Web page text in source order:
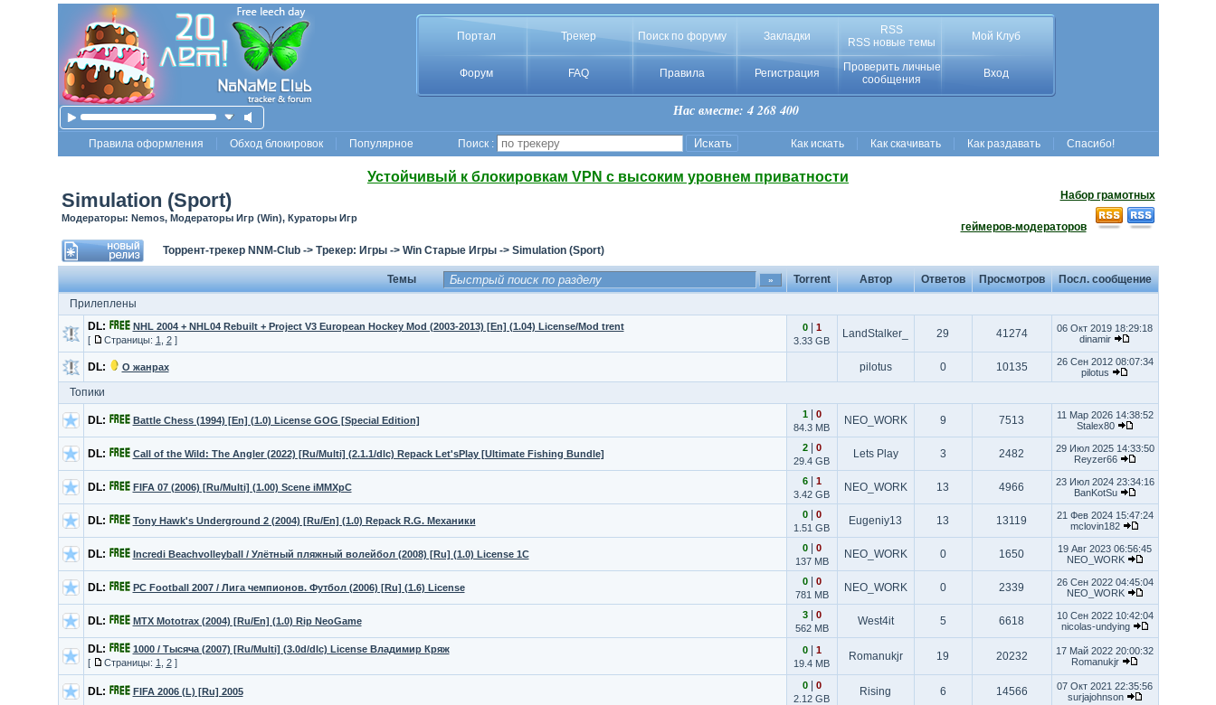
Портал Трекер Поиск по форуму Закладки
RSS
RSS новые темы
Мой Клуб
Форум FAQ Правила Регистрация
Проверить личные
сообщения
Вход
Нас вместе: 4 268 400
Правила оформления Обход блокировок Популярное Поиск : Как искать Как скачивать Как раздавать Спасибо!
Устойчивый к блокировкам VPN с высоким уровнем приватности
Simulation (Sport)
Модераторы: Nemos, Модераторы Игр (Win), Кураторы Игр
Набор грамотных
геймеров-модераторов
Торрент-трекер NNM-Club-> Трекер: Игры-> Win Старые Игры-> Simulation (Sport)
Темы Torrent Автор Ответов Просмотров
Посл. сообщение
Прилеплены
DL:
NHL 2004 + NHL04 Rebuilt + Project V3 European Hockey Mod (2003-2013) [En] (1.04) License/Mod trent
[
Страницы: 1 2]
0|
1
3.33 GB
LandStalker_ 29 41274
06 Окт 2019 18:29:18
dinamir
DL: О жанрах pilotus 0 10135
26 Сен 2012 08:07:34
pilotus
Топики
DL: Battle Chess (1994) [En] (1.0) License GOG [Special Edition]
1|
0
84.3 MB
NEO_WORK 9 7513
11 Мар 2026 14:38:52
Stalex80
DL: Call of the Wild: The Angler (2022) [Ru/Multi] (2.1.1/dlc) Repack Let'sРlay [Ultimate Fishing Bundle]
2|
0
29.4 GB
Lets Play 3 2482
29 Июл 2025 14:33:50
Reyzer66
DL: FIFA 07 (2006) [Ru/Multi] (1.00) Scene iMMXpC
6|
1
3.42 GB
NEO_WORK 13 4966
23 Июл 2024 23:34:16
BanKotSu
DL: Tony Hawk's Underground 2 (2004) [Ru/En] (1.0) Repack R.G. Механики
0|
0
1.51 GB
Eugeniy13 13 13119
21 Фев 2024 15:47:24
mclovin182
DL: Incredi Beachvolleyball / Улётный пляжный волейбол (2008) [Ru] (1.0) License 1C
0|
0
137 MB
NEO_WORK 0 1650
19 Авг 2023 06:56:45
NEO_WORK
DL: PC Football 2007 / Лига чемпионов. Футбол (2006) [Ru] (1.6) License
0|
0
781 MB
NEO_WORK 0 2339
26 Сен 2022 04:45:04
NEO_WORK
DL: MTX Mototrax (2004) [Ru/En] (1.0) Rip NeoGame
3|
0
562 MB
West4it 5 6618
10 Сен 2022 10:42:04
nicolas-undying
DL:
1000 / Тысяча (2007) [Ru/Multi] (3.0d/dlc) License Владимир Кряж
[
Страницы: 1 2]
0|
1
19.4 MB
Romanukjr 19 20232
17 Май 2022 20:00:32
Romanukjr
DL: FIFA 2006 (L) [Ru] 2005
0|
0
2.12 GB
Rising 6 14566
07 Окт 2021 22:35:56
surjajohnson